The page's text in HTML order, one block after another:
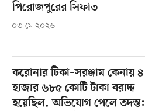
পিরোজপুরের সিফাত
০৩ মে ২০২৬
করোনার টিকা–সরঞ্জাম কেনায় ৪
হাজার ৬৮৫ কোটি টাকা বরাদ্দ
হয়েছিল, অভিযোগ পেলে তদন্ত: